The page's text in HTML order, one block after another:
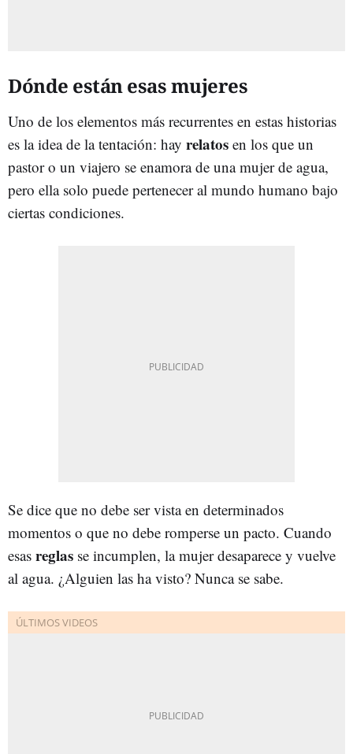
Dónde están esas mujeres
Uno de los elementos más recurrentes en estas historias
es la idea de la tentación: hay relatos en los que un
pastor o un viajero se enamora de una mujer de agua,
pero ella solo puede pertenecer al mundo humano bajo
ciertas condiciones.
Se dice que no debe ser vista en determinados
momentos o que no debe romperse un pacto. Cuando
esas reglas se incumplen, la mujer desaparece y vuelve
al agua. ¿Alguien las ha visto? Nunca se sabe.